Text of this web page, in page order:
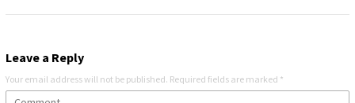
Leave a Reply
Your email address will not be published. Required fields are marked *